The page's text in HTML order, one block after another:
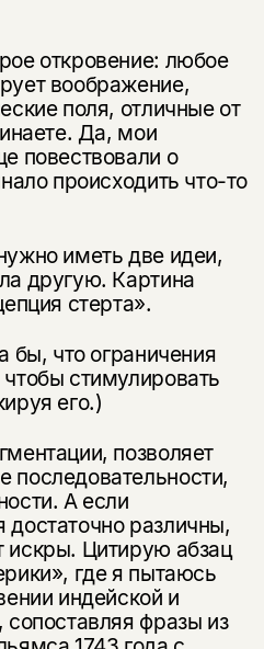
откровение: любое
воображение,
поля, отличные от
Да, мои
повествовали о
происходить что-то
иметь две идеи,
другую. Картина
стерта».
бы, что ограничения
стимулировать
его.)
позволяет
последовательности,
А если
различны,
Цитирую абзац
где я пытаюсь
индейской и
сопоставляя фразы из